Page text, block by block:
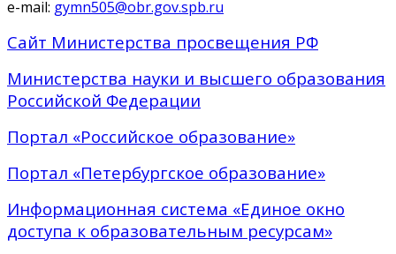
e-mail: gymn505@obr.gov.spb.ru
Сайт Министерства просвещения РФ
Министерства науки и высшего образования
Российской Федерации
Портал «Российское образование»
Портал «Петербургское образование»
Информационная система «Единое окно
доступа к образовательным ресурсам»